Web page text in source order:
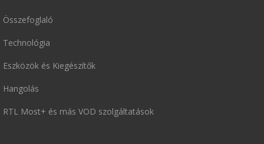
Összefoglaló
Technológia
Eszközök és Kiegészítők
Hangolás
RTL Most+ és más VOD szolgáltatások